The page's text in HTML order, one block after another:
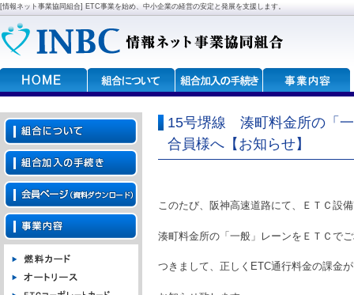
[情報ネット事業協同組合] ETC事業を始め、中小企業の経営の安定と発展を支援します。
15号堺線 湊町料金所の「
合員様へ【お知らせ】
このたび、阪神高速道路にて、ＥＴＣ設
湊町料金所の「一般」レーンをＥＴＣで
つきまして、正しくETC通行料金の課金